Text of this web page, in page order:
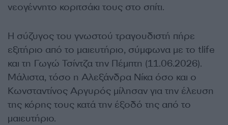
νεογέννητο κοριτσάκι τους στο σπίτι.
Η σύζυγος του γνωστού τραγουδιστή πήρε
εξιτήριο από το μαιευτήριο, σύμφωνα με το tlife
και τη Γωγώ Τσίντζα την Πέμπτη (11.06.2026).
Μάλιστα, τόσο η Αλεξάνδρα Νίκα όσο και ο
Κωνσταντίνος Αργυρός μίλησαν για την έλευση
της κόρης τους κατά την έξοδό της από το
μαιευτήριο.